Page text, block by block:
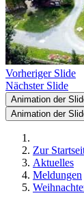
Vorheriger Slide
Nächster Slide
Animation der
Animation der
Zur
Aktuelles
Meldungen